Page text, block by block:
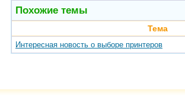
Похожие темы
Тема
Интересная новость о выборе принтеров